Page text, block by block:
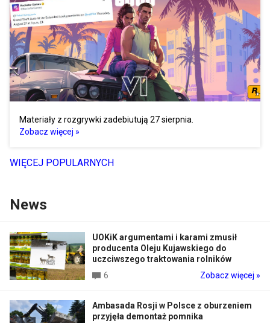
Materiały z rozgrywki zadebiutują 27 sierpnia.
Zobacz więcej »
WIĘCEJ POPULARNYCH
News
UOKiK argumentami i karami zmusił
producenta Oleju Kujawskiego do
uczciwszego traktowania rolników
6
Zobacz więcej »
Ambasada Rosji w Polsce z oburzeniem
przyjęła demontaż pomnika